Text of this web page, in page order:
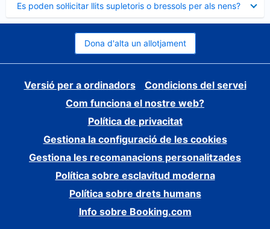
Es poden sol·licitar llits supletoris o bressols per als nens?
tancat
Dona d'alta un allotjament
Versió per a ordinadors
Condicions del servei
Com funciona el nostre web?
Política de privacitat
Gestiona la configuració de les cookies
Gestiona les recomanacions personalitzades
Política sobre esclavitud moderna
Política sobre drets humans
Info sobre Booking.com